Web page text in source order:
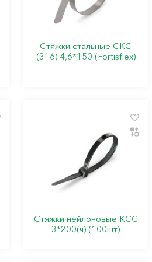
Стяжки стальные СКС
(316) 4,6*150 (Fortisflex)
Стяжки нейлоновые КСС
3*200(ч) (100шт)